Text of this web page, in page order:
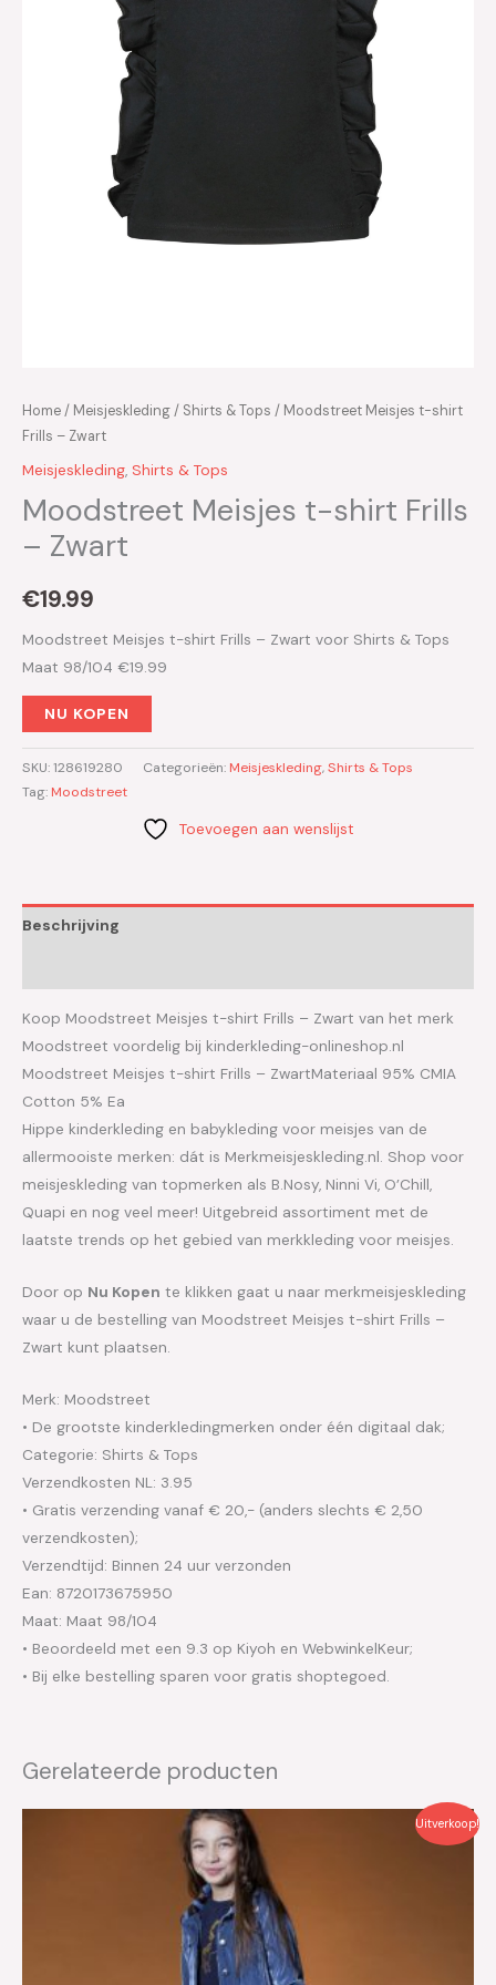
Home/ Meisjeskleding/ Shirts & Tops / Moodstreet Meisjes t-shirt
Frills – Zwart
Meisjeskleding, Shirts & Tops
Moodstreet Meisjes t-shirt Frills
– Zwart
€19.99
Moodstreet Meisjes t-shirt Frills – Zwart voor Shirts & Tops
Maat 98/104 €19.99
NU KOPEN
SKU:128619280 Categorieën: Meisjeskleding,Shirts & Tops
Tag: Moodstreet
Toevoegen aan wenslijst
Beschrijving
Koop Moodstreet Meisjes t-shirt Frills – Zwart van het merk
Moodstreet voordelig bij kinderkleding-onlineshop.nl
Moodstreet Meisjes t-shirt Frills – ZwartMateriaal 95% CMIA
Cotton 5% Ea
Hippe kinderkleding en babykleding voor meisjes van de
allermooiste merken: dát is Merkmeisjeskleding.nl. Shop voor
meisjeskleding van topmerken als B.Nosy, Ninni Vi, O’Chill,
Quapi en nog veel meer! Uitgebreid assortiment met de
laatste trends op het gebied van merkkleding voor meisjes.
Door op Nu Kopen te klikken gaat u naar merkmeisjeskleding
waar u de bestelling van Moodstreet Meisjes t-shirt Frills –
Zwart kunt plaatsen.
Merk: Moodstreet
• De grootste kinderkledingmerken onder één digitaal dak;
Categorie: Shirts & Tops
Verzendkosten NL: 3.95
• Gratis verzending vanaf € 20,- (anders slechts € 2,50
verzendkosten);
Verzendtijd: Binnen 24 uur verzonden
Ean: 8720173675950
Maat: Maat 98/104
• Beoordeeld met een 9.3 op Kiyoh en WebwinkelKeur;
• Bij elke bestelling sparen voor gratis shoptegoed.
Gerelateerde producten
Uitverkoop!